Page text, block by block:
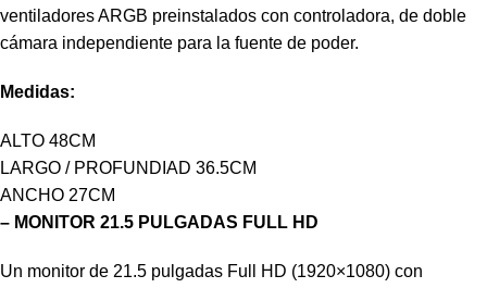
ventiladores ARGB preinstalados con controladora, de doble
cámara independiente para la fuente de poder.
Medidas:
ALTO 48CM
LARGO / PROFUNDIAD 36.5CM
ANCHO 27CM
– MONITOR 21.5 PULGADAS FULL HD
Un monitor de 21.5 pulgadas Full HD (1920×1080) con